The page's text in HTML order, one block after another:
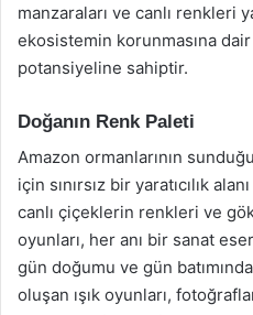
manzaraları ve canlı renkleri
ekosistemin korunmasına
potansiyeline sahiptir.
Doğanın Renk Paleti
Amazon ormanlarının
için sınırsız bir yaratıcılık
canlı çiçeklerin renkleri ve
oyunları, her anı bir sanat
gün doğumu ve gün
oluşan ışık oyunları,